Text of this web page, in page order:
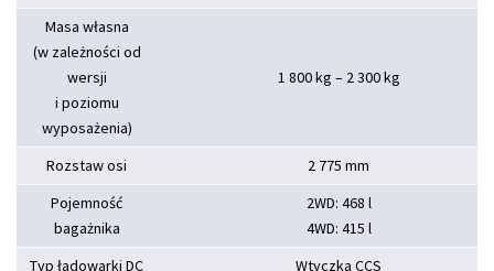
Masa własna
(w zależności od
wersji
i poziomu
wyposażenia)
1 800 kg – 2 300 kg
Rozstaw osi
2 775 mm
Pojemność
bagażnika
2WD: 468 l
4WD: 415 l
Typ ładowarki DC
Wtyczka CCS